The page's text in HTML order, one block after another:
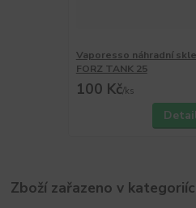
Vaporesso náhradní
FORZ TANK 25
100 Kč/ks
Zboží zařazeno v